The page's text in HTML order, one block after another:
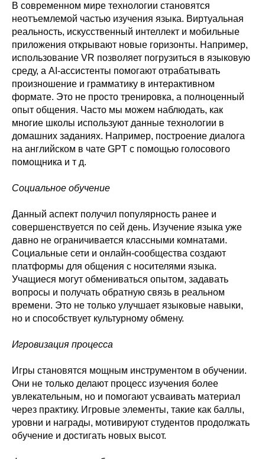
В современном мире технологии становятся
неотъемлемой частью изучения языка. Виртуальная
реальность, искусственный интеллект и мобильные
приложения открывают новые горизонты. Например,
использование VR позволяет погрузиться в языковую
среду, а AI-ассистенты помогают отрабатывать
произношение и грамматику в интерактивном
формате. Это не просто тренировка, а полноценный
опыт общения. Часто мы можем наблюдать, как
многие школы используют данные технологии в
домашних заданиях. Например, построение диалога
на английском в чате GPТ с помощью голосового
помощника и т д.
Социальное обучение
Данный аспект получил популярность ранее и
совершенствуется по сей день. Изучение языка уже
давно не ограничивается классными комнатами.
Социальные сети и онлайн-сообщества создают
платформы для общения с носителями языка.
Учащиеся могут обмениваться опытом, задавать
вопросы и получать обратную связь в реальном
времени. Это не только улучшает языковые навыки,
но и способствует культурному обмену.
Игровизация процесса
Игры становятся мощным инструментом в обучении.
Они не только делают процесс изучения более
увлекательным, но и помогают усваивать материал
через практику. Игровые элементы, такие как баллы,
уровни и награды, мотивируют студентов продолжать
обучение и достигать новых высот.